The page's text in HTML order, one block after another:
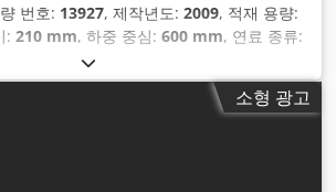
번호: 13927, 제작년도: 2009, 적재 용량:
: 210 mm, 하중 중심: 600 mm, 연료 종류:
, 건설 높이:
mm, 총중량:455 kg,
소형 광고